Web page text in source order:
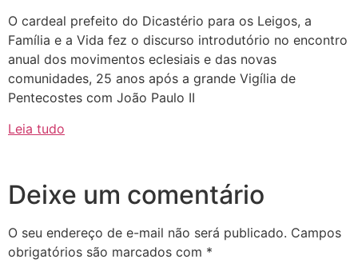
O cardeal prefeito do Dicastério para os Leigos, a
Família e a Vida fez o discurso introdutório no encontro
anual dos movimentos eclesiais e das novas
comunidades, 25 anos após a grande Vigília de
Pentecostes com João Paulo II
Leia tudo
Deixe um comentário
O seu endereço de e-mail não será publicado. Campos
obrigatórios são marcados com *